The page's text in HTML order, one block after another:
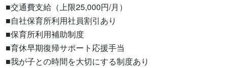
■交通費支給（上限25,000円/月）
■自社保育所利用社員割引あり
■保育所利用補助制度
■育休早期復帰サポート応援手当
■我が子との時間を大切にする制度あり